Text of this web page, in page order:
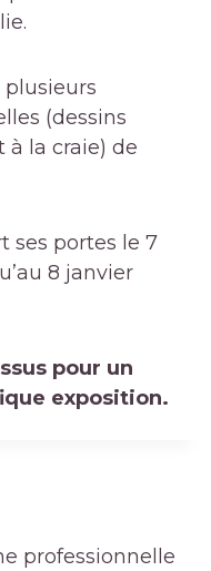
plusieurs
(dessins
à la craie) de
ses portes le 7
8 janvier
pour un
exposition.
professionnelle